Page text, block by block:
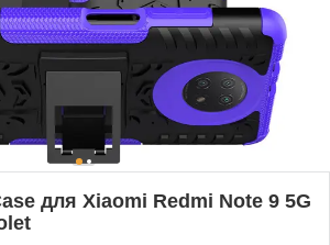
для Xiaomi Redmi Note 9 5G